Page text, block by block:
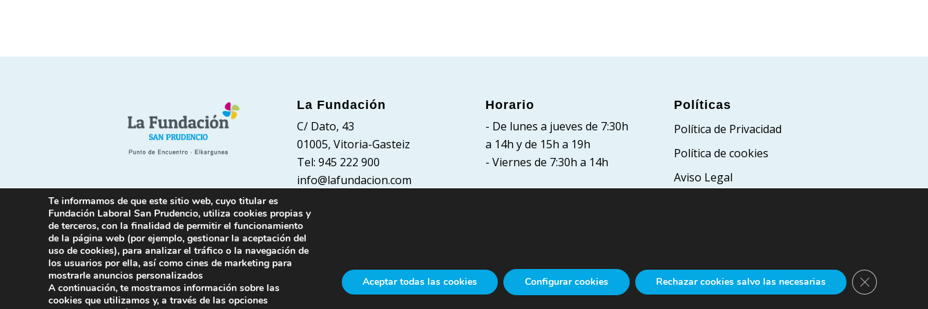
La Fundación
C/ Dato, 43
01005, Vitoria-Gasteiz
Tel: 945 222 900
info@lafundacion.com
Horario
- De lunes a jueves de 7:30h
a 14h y de 15h a 19h
- Viernes de 7:30h a 14h
Políticas
Política de Privacidad
Política de cookies
Aviso Legal
Te informamos de que este sitio web, cuyo titular es
Fundación Laboral San Prudencio, utiliza cookies propias y
de terceros, con la finalidad de permitir el funcionamiento
de la página web (por ejemplo, gestionar la aceptación del
uso de cookies), para analizar el tráfico o la navegación de
los usuarios por ella, así como cines de marketing para
mostrarle anuncios personalizados
A continuación, te mostramos información sobre las
cookies que utilizamos y, a través de las opciones
Aceptar todas las cookies Rechazar cookies salvo las necesarias
Configurar cookies Cerrar el